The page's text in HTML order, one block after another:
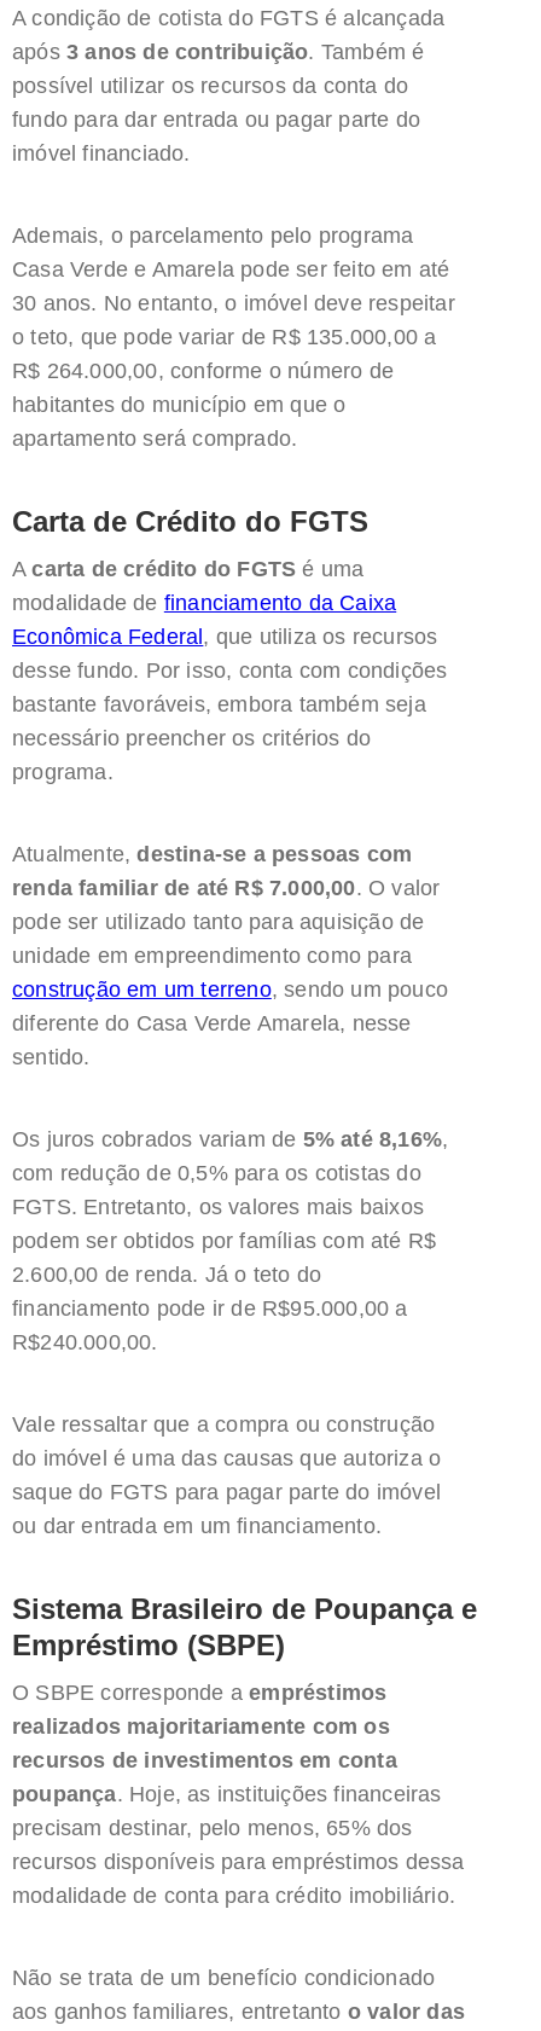
A condição de cotista do FGTS é alcançada
após 3 anos de contribuição. Também é
possível utilizar os recursos da conta do
fundo para dar entrada ou pagar parte do
imóvel financiado.
Ademais, o parcelamento pelo programa
Casa Verde e Amarela pode ser feito em até
30 anos. No entanto, o imóvel deve respeitar
o teto, que pode variar de R$ 135.000,00 a
R$ 264.000,00, conforme o número de
habitantes do município em que o
apartamento será comprado.
Carta de Crédito do FGTS
Acarta de crédito do FGTS é uma
modalidade de financiamento da Caixa
Econômica Federal , que utiliza os recursos
desse fundo. Por isso, conta com condições
bastante favoráveis, embora também seja
necessário preencher os critérios do
programa.
Atualmente,destina-se a pessoas com
renda familiar de até R$ 7.000,00. O valor
pode ser utilizado tanto para aquisição de
unidade em empreendimento como para
construção em um terreno, sendo um pouco
diferente do Casa Verde Amarela, nesse
sentido.
Os juros cobrados variam de 5% até 8,16%,
com redução de 0,5% para os cotistas do
FGTS. Entretanto, os valores mais baixos
podem ser obtidos por famílias com até R$
2.600,00 de renda. Já o teto do
financiamento pode ir de R$95.000,00 a
R$240.000,00.
Vale ressaltar que a compra ou construção
do imóvel é uma das causas que autoriza o
saque do FGTS para pagar parte do imóvel
ou dar entrada em um financiamento.
Sistema Brasileiro de Poupança e
Empréstimo (SBPE)
O SBPE corresponde aempréstimos
realizados majoritariamente com os
recursos de investimentos em conta
poupança. Hoje, as instituições financeiras
precisam destinar, pelo menos, 65% dos
recursos disponíveis para empréstimos dessa
modalidade de conta para crédito imobiliário.
Não se trata de um benefício condicionado
aos ganhos familiares, entretanto o valor das